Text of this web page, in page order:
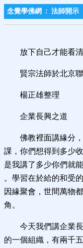
念覺學佛網 : 法師開示
放下自己才能看
賢宗法師於北京
楊正雄整理
企業長興之道
佛教裡面講緣分
課，你們想得到多少
是我講了多少你們就
。學習在於給的和受
因緣聚會，世間萬物
角。
今天我們講企業
的一個組織，有兩千